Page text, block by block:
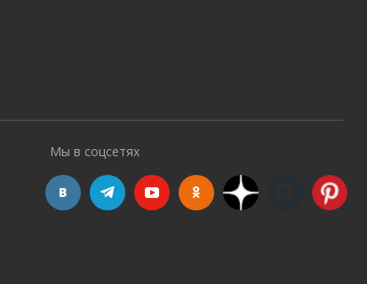
Мы в соцсетях